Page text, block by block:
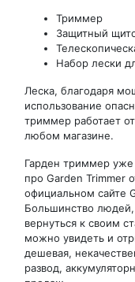
Триммер
Защитный
Набор лески
Леска, благодаря
использование
триммер работает
любом магазине.
Гарден триммер уже
про Garden Trimmer
официальном сайте
Большинство людей,
вернуться к своим
можно увидеть и
дешевая,
развод,